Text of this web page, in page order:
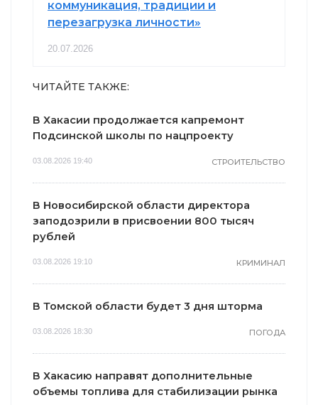
коммуникация, традиции и
перезагрузка личности»
20.07.2026
ЧИТАЙТЕ ТАКЖЕ:
В Хакасии продолжается капремонт
Подсинской школы по нацпроекту
03.08.2026 19:40 СТРОИТЕЛЬСТВО
В Новосибирской области директора
заподозрили в присвоении 800 тысяч
рублей
03.08.2026 19:10 КРИМИНАЛ
В Томской области будет 3 дня шторма
03.08.2026 18:30 ПОГОДА
В Хакасию направят дополнительные
объемы топлива для стабилизации рынка